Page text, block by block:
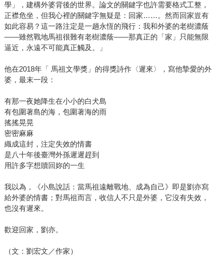
學」，建構外婆背後的世界。論文的關鍵字也許需要格式工整，
正襟危坐，但我心裡的關鍵字無疑是：回家……。然而回家豈有
如此容易？這一路注定是一趟永恆的飛行：我和外婆的老樹濃蔭
——雖然戰地馬祖很難有老樹濃蔭——那真正的「家」只能無限
逼近，永遠不可能真正觸及。」
他在2018年「 馬祖文學獎」的得獎詩作〈遲來〉，寫他摯愛的外
婆，最末一段：
有那一夜她降生在小小的白犬島
有包圍著島的海，包圍著海的雨
搖搖晃晃
密密麻麻
織成這封，注定失效的情書
是八十年後臺灣外孫遲遲趕到
用許多字想贖回妳的一生
我以為，《小島說話：當馬祖遠離戰地、成為自己》即是劉亦寫
給外婆的情書；對馬祖而言，收信人不只是外婆，它沒有失效，
也沒有遲來。
歡迎回家，劉亦。
（文：劉宏文／作家）